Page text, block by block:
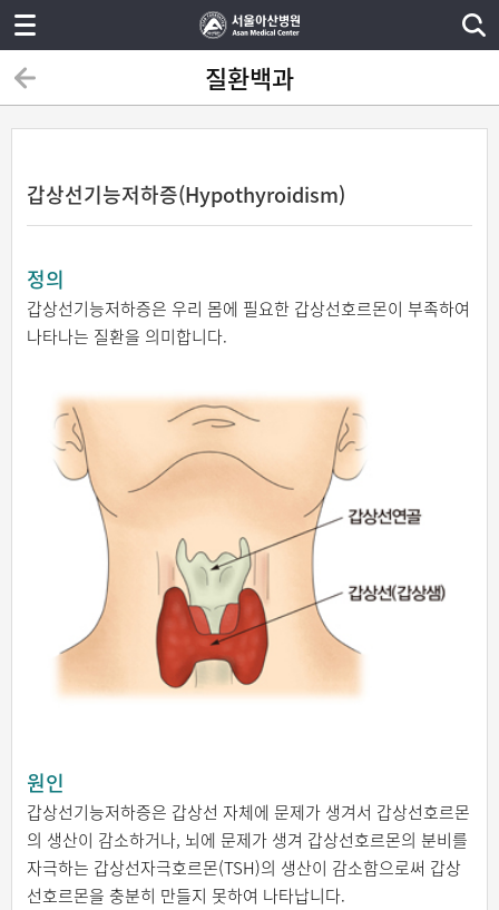
질환백과
갑상선기능저하증(Hypothyroidism)
정의
갑상선기능저하증은 우리 몸에 필요한 갑상선호르몬이 부족하여
나타나는 질환을 의미합니다.
원인
갑상선기능저하증은 갑상선 자체에 문제가 생겨서 갑상선호르몬
의 생산이 감소하거나, 뇌에 문제가 생겨 갑상선호르몬의 분비를
자극하는 갑상선자극호르몬(TSH)의 생산이 감소함으로써 갑상
선호르몬을 충분히 만들지 못하여 나타납니다.